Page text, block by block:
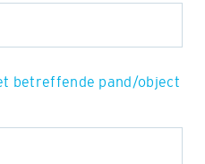
betreffende pand/object